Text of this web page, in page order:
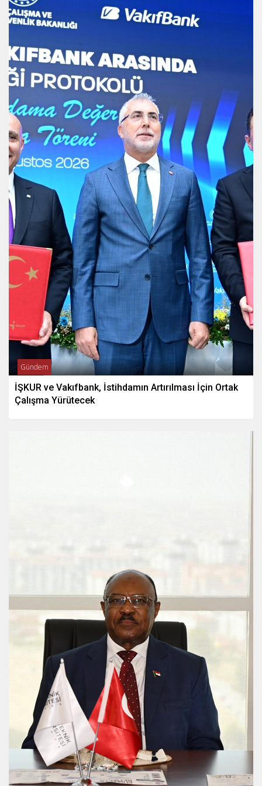
Gündem
İŞKUR ve Vakıfbank, İstihdamın Artırılması İçin Ortak
Çalışma Yürütecek